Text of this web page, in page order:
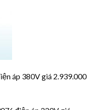
áp 380V giá 2.939.000